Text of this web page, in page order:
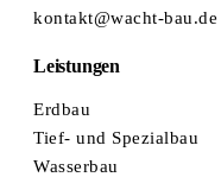
kontakt@wacht-bau.de
Leistungen
Erdbau
Tief- und Spezialbau
Wasserbau